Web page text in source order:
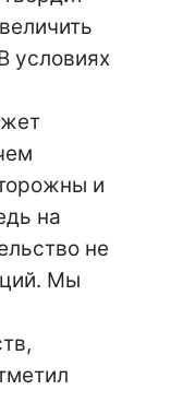
условиях
и
на
не
Мы